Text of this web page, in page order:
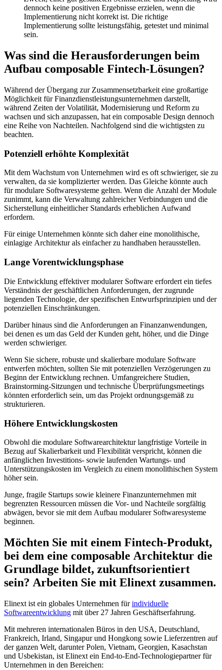
dennoch keine positiven Ergebnisse erzielen, wenn die
Implementierung nicht korrekt ist. Die richtige
Implementierung sollte leistungsfähig, getestet und minimal
sein.
Was sind die Herausforderungen beim
Aufbau composable Fintech-Lösungen?
Während der Übergang zur Zusammensetzbarkeit eine großartige
Möglichkeit für Finanzdienstleistungsunternehmen darstellt,
während Zeiten der Volatilität, Modernisierung und Reform zu
wachsen und sich anzupassen, hat ein composable Design dennoch
eine Reihe von Nachteilen. Nachfolgend sind die wichtigsten zu
beachten.
Potenziell erhöhte Komplexität
Mit dem Wachstum von Unternehmen wird es oft schwieriger, sie zu
verwalten, da sie komplizierter werden. Das Gleiche könnte auch
für modulare Softwaresysteme gelten. Wenn die Anzahl der Module
zunimmt, kann die Verwaltung zahlreicher Verbindungen und die
Sicherstellung einheitlicher Standards erheblichen Aufwand
erfordern.
Für einige Unternehmen könnte sich daher eine monolithische,
einlagige Architektur als einfacher zu handhaben herausstellen.
Lange Vorentwicklungsphase
Die Entwicklung effektiver modularer Software erfordert ein tiefes
Verständnis der geschäftlichen Anforderungen, der zugrunde
liegenden Technologie, der spezifischen Entwurfsprinzipien und der
potenziellen Einschränkungen.
Darüber hinaus sind die Anforderungen an Finanzanwendungen,
bei denen es um das Geld der Kunden geht, höher, und die Dinge
werden schwieriger.
Wenn Sie sichere, robuste und skalierbare modulare Software
entwerfen möchten, sollten Sie mit potenziellen Verzögerungen zu
Beginn der Entwicklung rechnen. Umfangreichere Studien,
Brainstorming-Sitzungen und technische Überprüfungsmeetings
könnten erforderlich sein, um das Projekt ordnungsgemäß zu
strukturieren.
Höhere Entwicklungskosten
Obwohl die modulare Softwarearchitektur langfristige Vorteile in
Bezug auf Skalierbarkeit und Flexibilität verspricht, können die
anfänglichen Investitions- sowie laufenden Wartungs- und
Unterstützungskosten im Vergleich zu einem monolithischen System
höher sein.
Junge, fragile Startups sowie kleinere Finanzunternehmen mit
begrenzten Ressourcen müssen die Vor- und Nachteile sorgfältig
abwägen, bevor sie mit dem Aufbau modularer Softwaresysteme
beginnen.
Möchten Sie mit einem Fintech-Produkt,
bei dem eine composable Architektur die
Grundlage bildet, zukunftsorientiert
sein? Arbeiten Sie mit Elinext zusammen.
Elinext ist ein globales Unternehmen fürindividuelle
Softwareentwicklung mit über 27 Jahren Geschäftserfahrung.
Mit mehreren internationalen Büros in den USA, Deutschland,
Frankreich, Irland, Singapur und Hongkong sowie Lieferzentren auf
der ganzen Welt, darunter Polen, Vietnam, Georgien, Kasachstan
und Usbekistan, ist Elinext ein End-to-End-Technologiepartner für
Unternehmen in den Bereichen: